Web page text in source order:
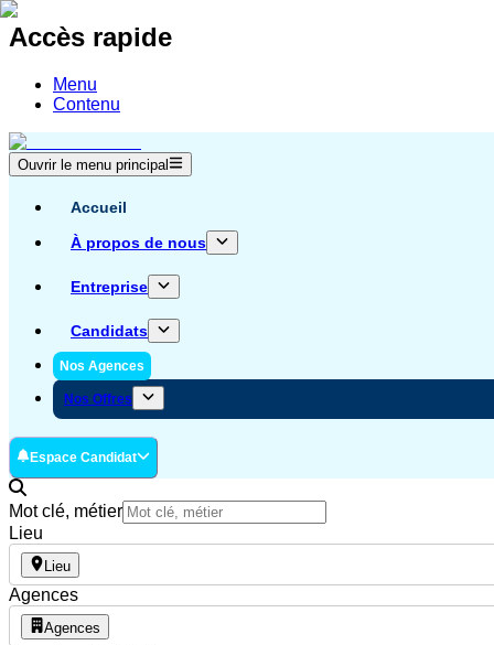
Accès rapide
Menu
Contenu
Ouvrir le menu principal
Accueil
À propos de nous
Entreprise
Candidats
Nos Agences
Nos Offres
Espace Candidat
Mot clé, métier
Lieu
Lieu
Agences
Agences